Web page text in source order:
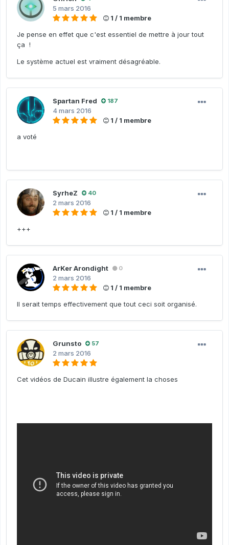
5 mars 2016
1 / 1 membre
Je pense en effet que c'est essentiel de mettre à jour tout
ça !
Le système actuel est vraiment désagréable.
Spartan Fred 187
4 mars 2016
1 / 1 membre
a voté
SyrheZ 40
2 mars 2016
1 / 1 membre
+++
ArKer Arondight 0
2 mars 2016
1 / 1 membre
Il serait temps effectivement que tout ceci soit organisé.
Grunsto 57
2 mars 2016
Cet vidéos de Ducain illustre également la choses